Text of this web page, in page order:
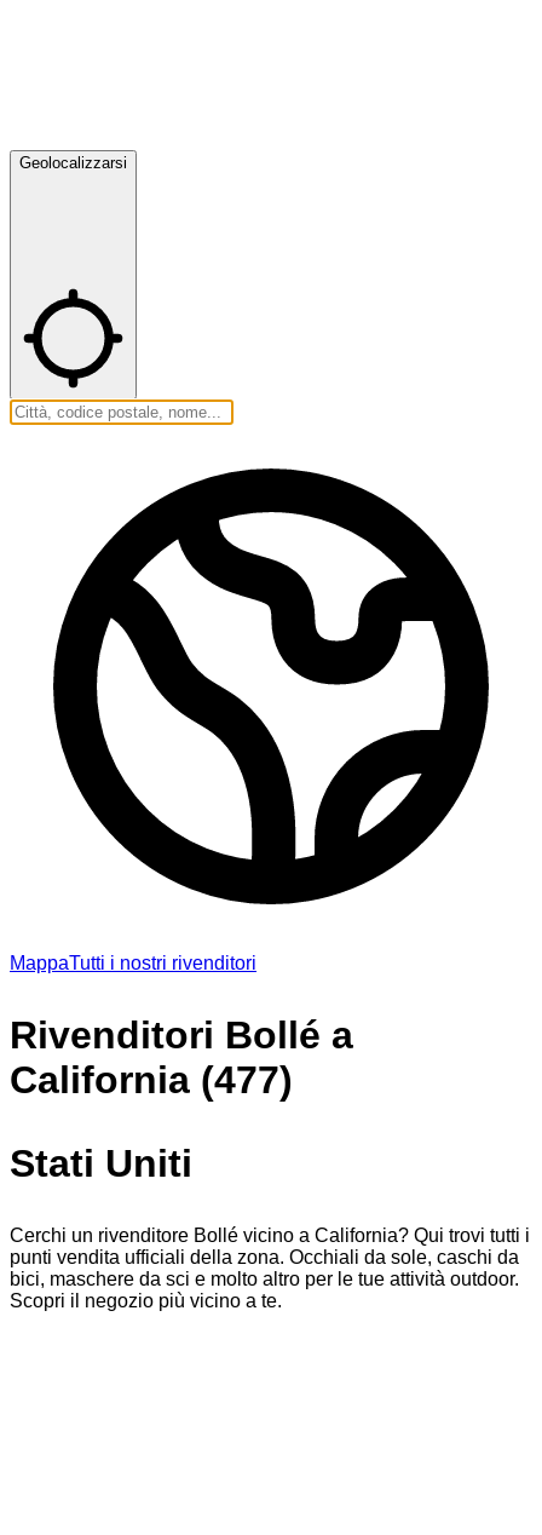
Geolocalizzarsi
MappaTutti i nostri rivenditori
Rivenditori Bollé a
California (477)
Stati Uniti
Cerchi un rivenditore Bollé vicino a California? Qui trovi tutti i
punti vendita ufficiali della zona. Occhiali da sole, caschi da
bici, maschere da sci e molto altro per le tue attività outdoor.
Scopri il negozio più vicino a te.